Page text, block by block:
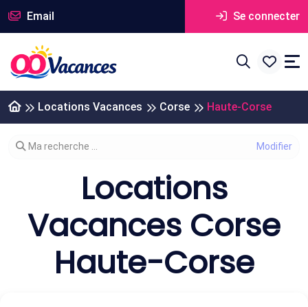
Email Se connecter
Locations Vacances Corse Haute-Corse
Modifier votre recherche
Ma recherche ...
Locations
Vacances Corse
Haute-Corse